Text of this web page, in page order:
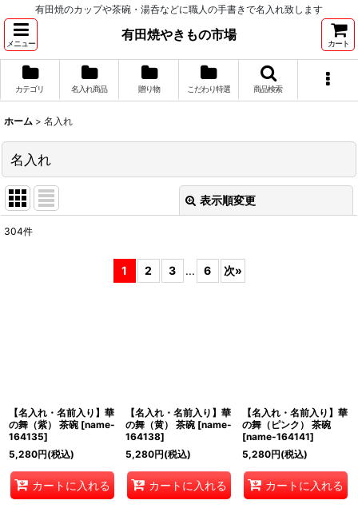
有田焼のカップや茶碗・湯呑などに職人の手書きで名入れ致します
メニュー
有田焼やきもの市場
カート
カテゴリ 名入れ商品 贈り物 こだわり特選 商品検索
ホーム > 名入れ
名入れ
表示順変更
304件
1 2 3 ... 6 次»
【名入れ・名前入り】華
の舞（紫） 茶碗 [name-
164135]
5,280円(税込)
カートに入れる
【名入れ・名前入り】華
の舞（黄） 茶碗 [name-
164138]
5,280円(税込)
カートに入れる
【名入れ・名前入り】華
の舞（ピンク） 茶碗
[name-164141]
5,280円(税込)
カートに入れる